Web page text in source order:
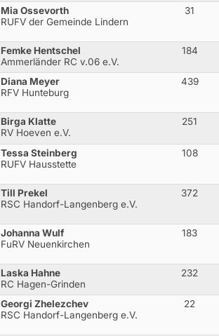
Mia Ossevorth
RUFV der Gemeinde Lindern
31
Femke Hentschel
Ammerländer RC v.06 e.V.
184
Diana Meyer
RFV Hunteburg
439
Birga Klatte
RV Hoeven e.V.
251
Tessa Steinberg
RUFV Hausstette
108
Till Prekel
RSC Handorf-Langenberg e.V.
372
Johanna Wulf
FuRV Neuenkirchen
183
Laska Hahne
RC Hagen-Grinden
232
Georgi Zhelezchev
RSC Handorf-Langenberg e.V.
22